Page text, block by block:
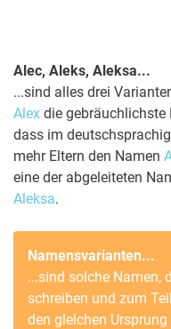
Alec, Aleks, Aleksa...
...sind alles drei
Alex die gebräuchlichste
dass im
mehr Eltern den Namen
eine der abgeleiteten
Aleksa.
Namensvarianten...
...sind solche Namen,
schreiben und zum
den gleichen